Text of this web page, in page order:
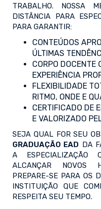
TRABALHO. NOSSA
DISTÂNCIA PARA
PARA GARANTIR:
CONTEÚDOS
ÚLTIMAS
CORPO DOCENTE
EXPERIÊNCIA
FLEXIBILIDADE
RITMO, ONDE E
CERTIFICADO DE
E VALORIZADO
SEJA QUAL FOR SEU
GRADUAÇÃO EAD DA
A ESPECIALIZAÇÃO
ALCANÇAR NOVOS
PREPARE-SE PARA OS
INSTITUIÇÃO QUE
RESPEITA SEU TEMPO.